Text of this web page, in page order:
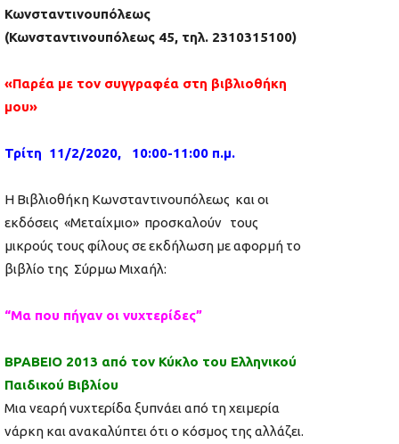
Κωνσταντινουπόλεως
(Κωνσταντινουπόλεως 45, τηλ. 2310315100)
«Παρέα με τον συγγραφέα στη βιβλιοθήκη
μου»
Τρίτη 11/2/2020, 10:00-11:00 π.μ.
Η Βιβλιοθήκη Κωνσταντινουπόλεως και οι
εκδόσεις «Μεταίχμιο» προσκαλούν τους
μικρούς τους φίλους σε εκδήλωση με αφορμή το
βιβλίο της Σύρμω Μιχαήλ:
“Mα που πήγαν οι νυχτερίδες”
ΒΡΑΒΕΙΟ 2013 από τον Κύκλο του Ελληνικού
Παιδικού Βιβλίου
Μια νεαρή νυχτερίδα ξυπνάει από τη χειμερία
νάρκη και ανακαλύπτει ότι ο κόσμος της αλλάζει.